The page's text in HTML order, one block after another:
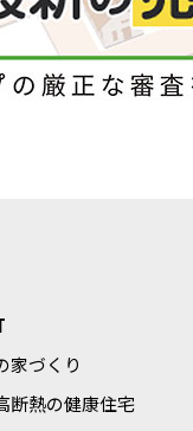
家づくり
断熱の健康住宅